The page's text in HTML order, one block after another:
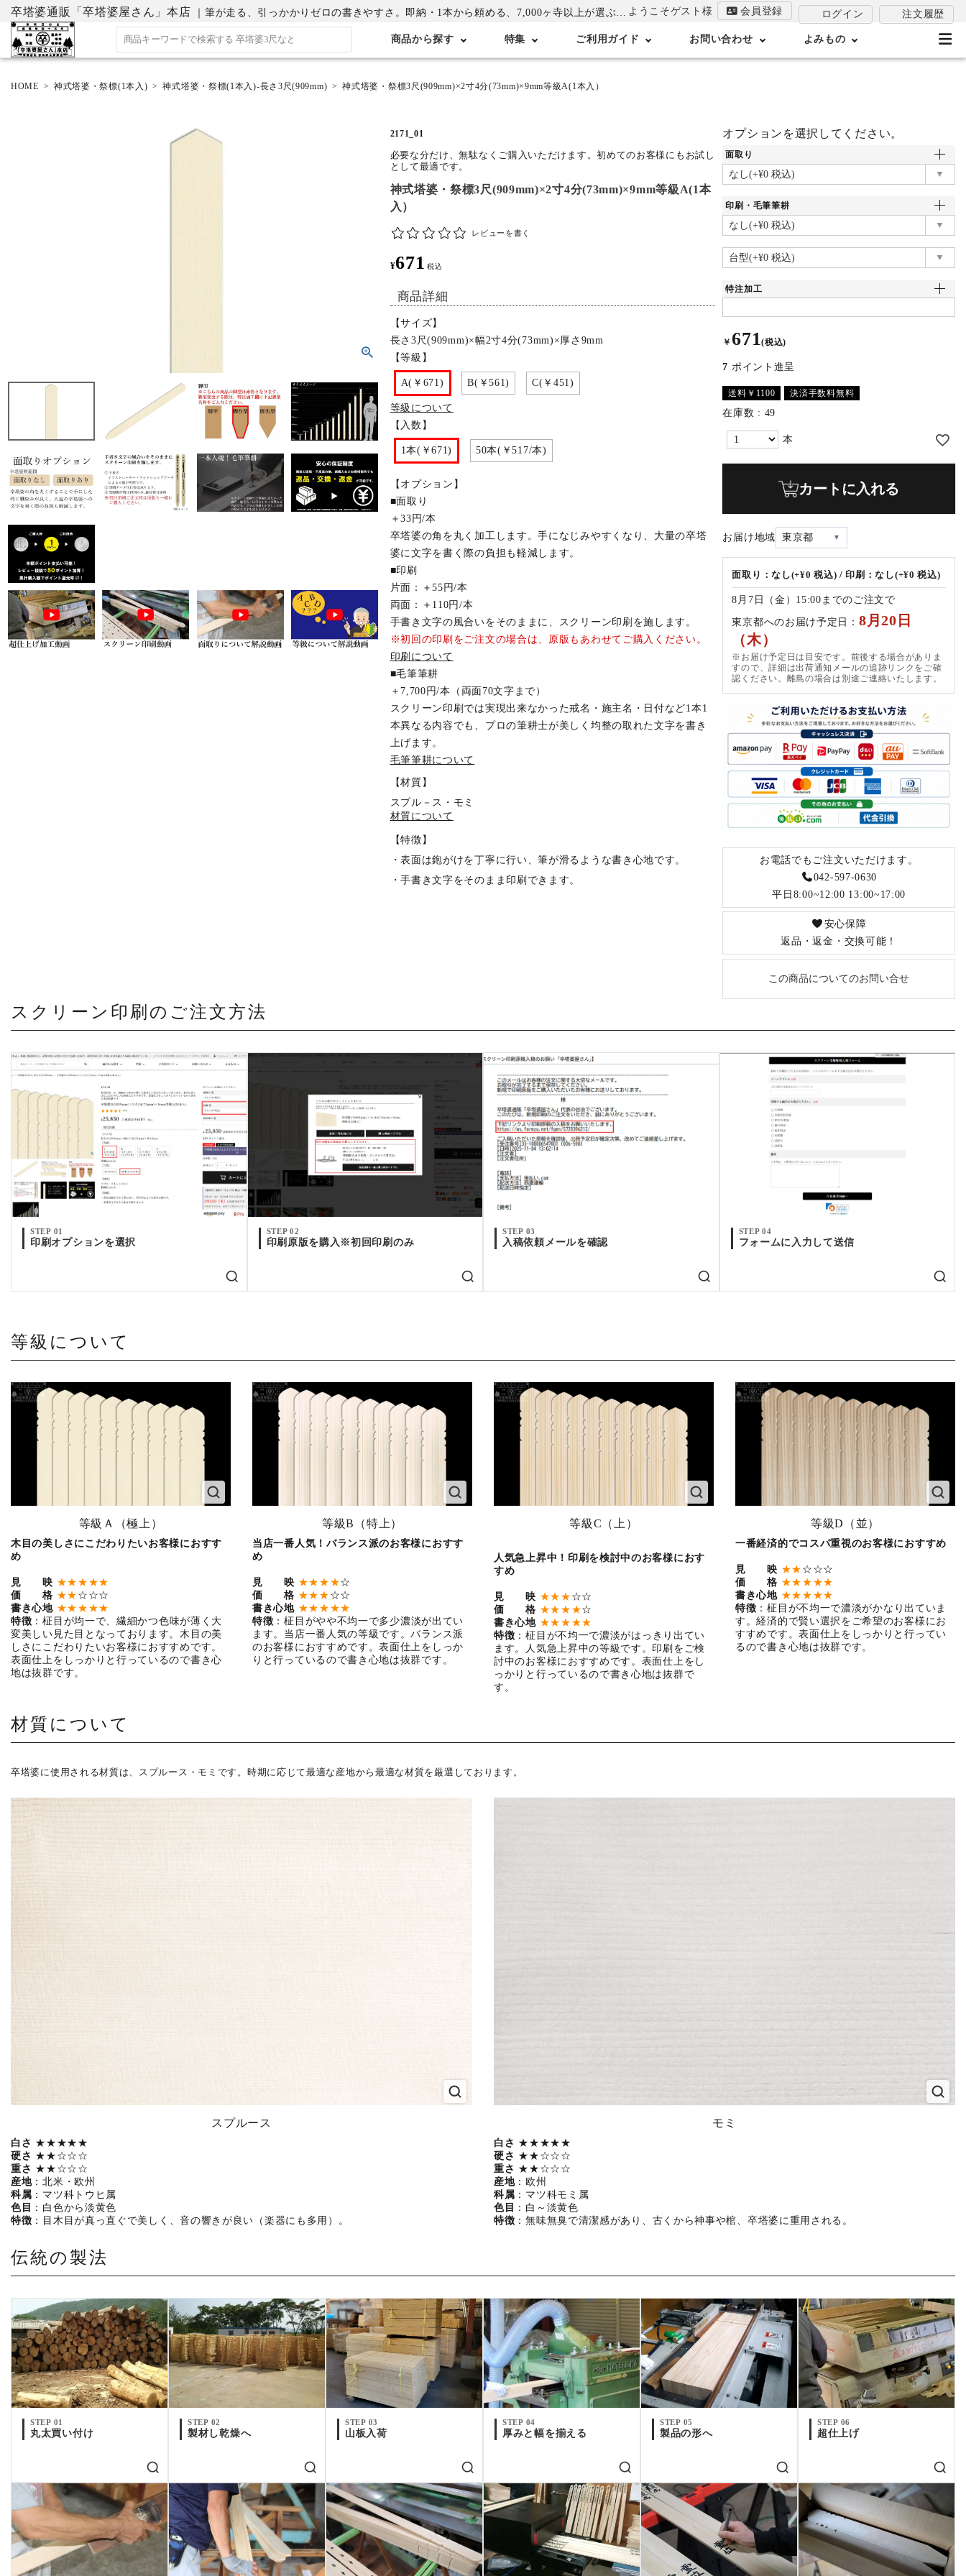
卒塔婆通販「卒塔婆屋さん」本店 ｜筆が走る、引っかかりゼロの書きやすさ。即納・1本から頼める、7,000ヶ寺以上が選ぶ卒塔婆専門店 ようこそゲスト様 会員登録 ログイン 注文履歴
商品から探す 特集 ご利用ガイド お問い合わせ よみもの
ご利用ガイド
お問い合わせ
よみもの
ご購入履歴・再注文
プライバシーポリシー
特定商取引法について
HOME 神式塔婆・祭標(1本入) 神式塔婆・祭標(1本入)-長さ3尺(909mm) 神式塔婆・祭標3尺(909mm)×2寸4分(73mm)×9mm等級A(1本入）
2171_01
必要な分だけ、無駄なくご購入いただけます。初めてのお客様にもお試し
として最適です。
神式塔婆・祭標3尺(909mm)×2寸4分(73mm)×9mm等級A(1本
入）
レビューを書く
¥671 税込
商品詳細
【サイズ】
長さ3尺(909mm)×幅2寸4分(73mm)×厚さ9mm
【等級】
A(￥671) B(￥561) C(￥451)
等級について
【入数】
1本(￥671) 50本(￥517/本)
【オプション】
■面取り
＋33円/本
卒塔婆の角を丸く加工します。手になじみやすくなり、大量の卒塔
婆に文字を書く際の負担も軽減します。
■印刷
片面：＋55円/本
両面：＋110円/本
手書き文字の風合いをそのままに、スクリーン印刷を施します。
※初回の印刷をご注文の場合は、原版もあわせてご購入ください。
印刷について
■毛筆筆耕
＋7,700円/本（両面70文字まで）
スクリーン印刷では実現出来なかった戒名・施主名・日付など1本1
本異なる内容でも、プロの筆耕士が美しく均整の取れた文字を書き
上げます。
毛筆筆耕について
【材質】
スプル－ス・モミ
材質について
【特徴】
・表面は鉋がけを丁寧に行い、筆が滑るような書き心地です。
・手書き文字をそのまま印刷できます。
オプションを選択してください。
面取り
印刷・毛筆筆耕
特注加工
￥ 671(税込)
7 ポイント進呈
送料￥1100 決済手数料無料
在庫数 49
カートに入れる
お届け地域 東京都
面取り：なし(+¥0 税込) / 印刷：なし(+¥0 税込)
8月7日（金）15:00までのご注文で
東京都へのお届け予定日： 8月20日
（木）
※お届け予定日は目安です。前後する場合がありま
すので、詳細は出荷通知メールの追跡リンクをご確
認ください。離島の場合は別途ご連絡いたします。
お電話でもご注文いただけます。
042-597-0630
平日8:00~12:00 13:00~17:00
安心保障
返品・返金・交換可能！
この商品についてのお問い合せ
スクリーン印刷のご注文方法
STEP 01
印刷オプションを選択
STEP 02
印刷原版を購入※初回印刷のみ
STEP 03
入稿依頼メールを確認
STEP 04
フォームに入力して送信
等級について
等級Ａ（極上）
木目の美しさにこだわりたいお客様におすす
め
見 映 ★★★★★
価 格 ★★ ☆☆☆
書き心地 ★★★★★
特徴 ：柾目が均一で、繊細かつ色味が薄く大
変美しい見た目となっております。木目の美
しさにこだわりたいお客様におすすめです。
表面仕上をしっかりと行っているので書き心
地は抜群です。
等級B（特上）
当店一番人気！バランス派のお客様におすす
め
見 映 ★★★★☆
価 格 ★★★ ☆☆
書き心地 ★★★★★
特徴 ：柾目がやや不均一で多少濃淡が出てい
ます。当店一番人気の等級です。バランス派
のお客様におすすめです。表面仕上をしっか
りと行っているので書き心地は抜群です。
等級C（上）
人気急上昇中！印刷を検討中のお客様におす
すめ
見 映 ★★★ ☆☆
価 格 ★★★★☆
書き心地 ★★★★★
特徴 ：柾目が不均一で濃淡がはっきり出てい
ます。人気急上昇中の等級です。印刷をご検
討中のお客様におすすめです。表面仕上をし
っかりと行っているので書き心地は抜群で
す。
等級D（並）
一番経済的でコスパ重視のお客様におすすめ
見 映 ★★ ☆☆☆
価 格 ★★★★★
書き心地 ★★★★★
特徴 ：柾目が不均一で濃淡がかなり出ていま
す。経済的で賢い選択をご希望のお客様にお
すすめです。表面仕上をしっかりと行ってい
るので書き心地は抜群です。
材質について
卒塔婆に使用される材質は、スプルース・モミです。時期に応じて最適な産地から最適な材質を厳選しております。
スプルース
白さ ★★★★★
硬さ ★★☆☆☆
重さ ★★☆☆☆
産地：北米・欧州
科属 ：マツ科トウヒ属
色目 ：白色から淡黄色
特徴 ：目木目が真っ直ぐで美しく、音の響きが良い（楽器にも多用）。
モミ
白さ ★★★★★
硬さ ★★☆☆☆
重さ ★★☆☆☆
産地：欧州
科属 ：マツ科モミ属
色目 ：白～淡黄色
特徴 ：無味無臭で清潔感があり、古くから神事や棺、卒塔婆に重用される。
伝統の製法
STEP 01
丸太買い付け
STEP 02
製材し乾燥へ
STEP 03
山板入荷
STEP 04
厚みと幅を揃える
STEP 05
製品の形へ
STEP 06
超仕上げ